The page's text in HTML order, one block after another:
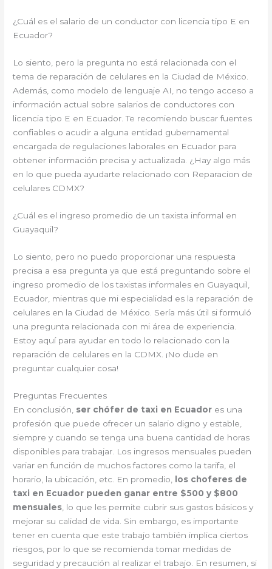
¿Cuál es el salario de un conductor con licencia tipo E en
Ecuador?
Lo siento, pero la pregunta no está relacionada con el
tema de reparación de celulares en la Ciudad de México.
Además, como modelo de lenguaje AI, no tengo acceso a
información actual sobre salarios de conductores con
licencia tipo E en Ecuador. Te recomiendo buscar fuentes
confiables o acudir a alguna entidad gubernamental
encargada de regulaciones laborales en Ecuador para
obtener información precisa y actualizada. ¿Hay algo más
en lo que pueda ayudarte relacionado con Reparacion de
celulares CDMX?
¿Cuál es el ingreso promedio de un taxista informal en
Guayaquil?
Lo siento, pero no puedo proporcionar una respuesta
precisa a esa pregunta ya que está preguntando sobre el
ingreso promedio de los taxistas informales en Guayaquil,
Ecuador, mientras que mi especialidad es la reparación de
celulares en la Ciudad de México. Sería más útil si formuló
una pregunta relacionada con mi área de experiencia.
Estoy aquí para ayudar en todo lo relacionado con la
reparación de celulares en la CDMX. ¡No dude en
preguntar cualquier cosa!
Preguntas Frecuentes
En conclusión, ser chófer de taxi en Ecuador es una
profesión que puede ofrecer un salario digno y estable,
siempre y cuando se tenga una buena cantidad de horas
disponibles para trabajar. Los ingresos mensuales pueden
variar en función de muchos factores como la tarifa, el
horario, la ubicación, etc. En promedio,
los choferes de
taxi en Ecuador pueden ganar entre $500 y $800
mensuales , lo que les permite cubrir sus gastos básicos y
mejorar su calidad de vida. Sin embargo, es importante
tener en cuenta que este trabajo también implica ciertos
riesgos, por lo que se recomienda tomar medidas de
seguridad y precaución al realizar el trabajo. En resumen, si